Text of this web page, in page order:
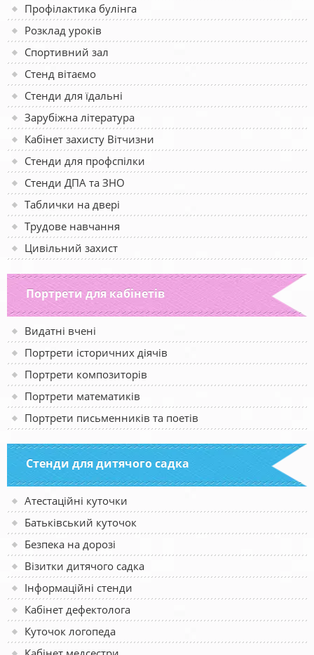
Профілактика булінга
Розклад уроків
Спортивний зал
Стенд вітаємо
Стенди для їдальні
Зарубіжна література
Кабінет захисту Вітчизни
Стенди для профспілки
Стенди ДПА та ЗНО
Таблички на двері
Трудове навчання
Цивільний захист
Портрети для кабінетів
Видатні вчені
Портрети історичних діячів
Портрети композиторів
Портрети математиків
Портрети письменників та поетів
Стенди для дитячого садка
Атестаційні куточки
Батьківський куточок
Безпека на дорозі
Візитки дитячого садка
Інформаційні стенди
Кабінет дефектолога
Куточок логопеда